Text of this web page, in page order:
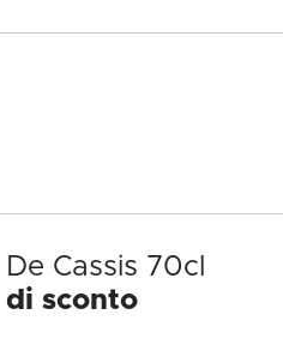
Cassis 70cl
di sconto